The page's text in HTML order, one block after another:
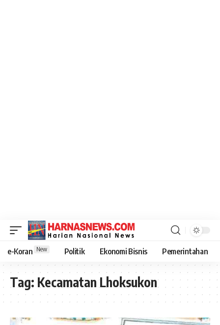
e-Koran New Politik Ekonomi Bisnis Pemerintahan
Tag: Kecamatan Lhoksukon